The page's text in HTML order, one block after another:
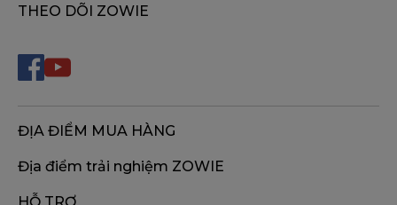
THEO DÕI ZOWIE
ĐỊA ĐIỂM MUA HÀNG
Địa điểm trải nghiệm ZOWIE